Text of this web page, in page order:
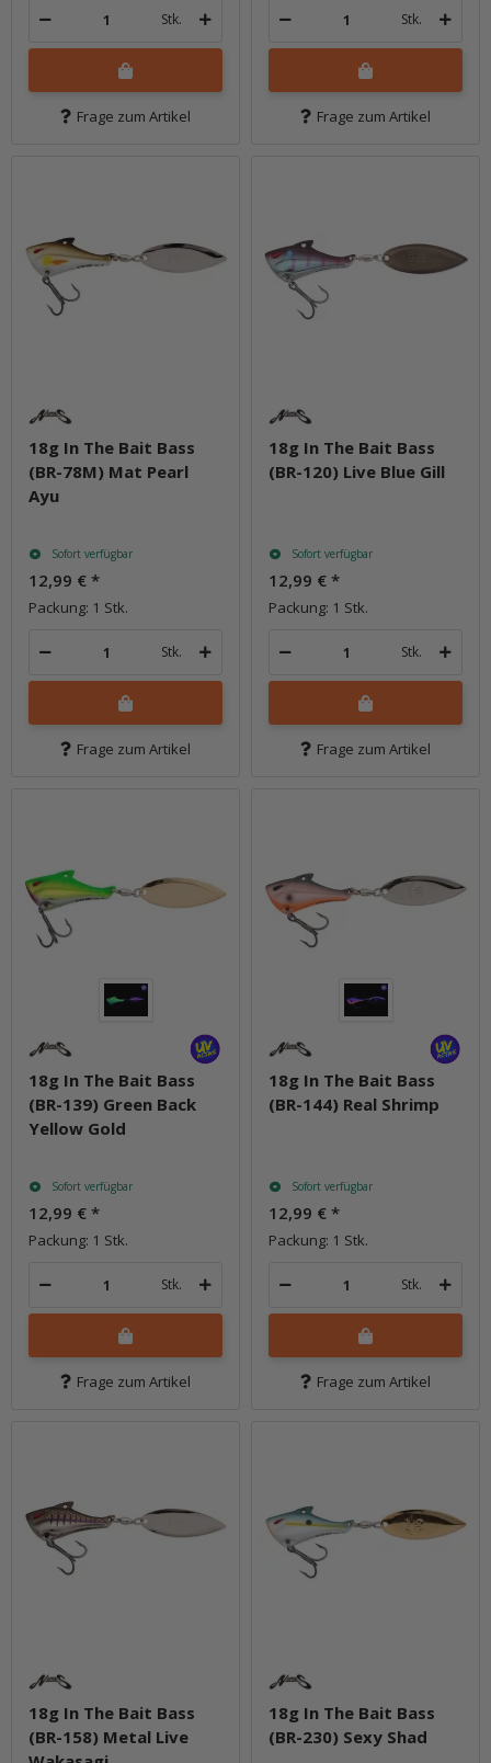
Stk.
Frage zum Artikel
Stk.
Frage zum Artikel
18g In The Bait Bass
(BR-78M) Mat Pearl
Ayu
Sofort verfügbar
12,99 € *
Packung: 1 Stk.
Stk.
Frage zum Artikel
18g In The Bait Bass
(BR-120) Live Blue Gill
Sofort verfügbar
12,99 € *
Packung: 1 Stk.
Stk.
Frage zum Artikel
18g In The Bait Bass
(BR-139) Green Back
Yellow Gold
Sofort verfügbar
12,99 € *
Packung: 1 Stk.
Stk.
Frage zum Artikel
18g In The Bait Bass
(BR-144) Real Shrimp
Sofort verfügbar
12,99 € *
Packung: 1 Stk.
Stk.
Frage zum Artikel
18g In The Bait Bass
(BR-158) Metal Live
18g In The Bait Bass
(BR-230) Sexy Shad